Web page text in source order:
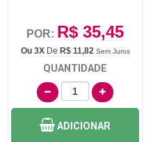
POR: R$ 35,45
Ou 3XDe R$ 11,82 Sem Juros
QUANTIDADE
ADICIONAR